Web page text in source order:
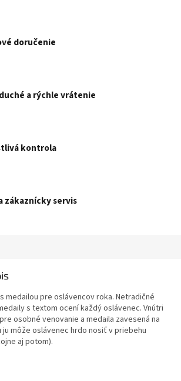
doručenie
a rýchle vrátenie
kontrola
zákaznícky servis
medailou pre oslávencov roka. Netradičné
s textom ocení každý oslávenec. Vnútri
osobné venovanie a medaila zavesená na
môže oslávenec hrdo nosiť v priebehu
aj potom).